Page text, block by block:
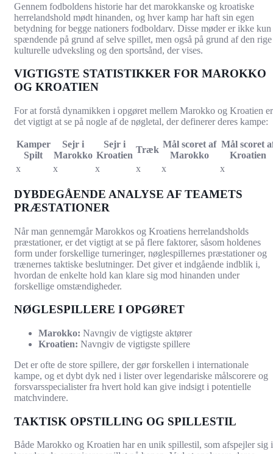
Gennem fodboldens historie har det marokkanske og kroatiske
herrelandshold mødt hinanden, og hver kamp har haft sin egen
betydning for begge nationers fodboldarv. Disse møder er ikke kun
spændende på grund af selve spillet, men også på grund af den rige
kulturelle udveksling og den sportsånd, der vises.
VIGTIGSTE STATISTIKKER FOR MAROKKO
OG KROATIEN
For at forstå dynamikken i opgøret mellem Marokko og Kroatien er
det vigtigt at se på nogle af de nøgletal, der definerer deres kampe:
Kamper
Spilt
Sejr i
Marokko
Sejr i
Kroatien
Træk
Mål scoret af
Marokko
Mål scoret
Kroatien
x
x x x x x
DYBDEGÅENDE ANALYSE AF TEAMETS
PRÆSTATIONER
Når man gennemgår Marokkos og Kroatiens herrelandsholds
præstationer, er det vigtigt at se på flere faktorer, såsom holdenes
form under forskellige turneringer, nøglespillernes præstationer og
trænernes taktiske beslutninger. Det giver et indgående indblik i,
hvordan de enkelte hold kan klare sig mod hinanden under
forskellige omstændigheder.
NØGLESPILLERE I OPGØRET
Marokko: Navngiv de vigtigste aktører
Kroatien: Navngiv de vigtigste spillere
Det er ofte de store spillere, der gør forskellen i internationale
kampe, og et dybt dyk ned i lister over legendariske målscorere og
forsvarsspecialister fra hvert hold kan give indsigt i potentielle
matchvindere.
TAKTISK OPSTILLING OG SPILLESTIL
Både Marokko og Kroatien har en unik spillestil, som afspejler sig